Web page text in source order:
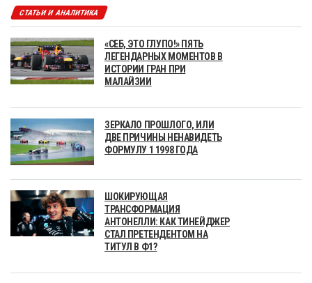
СТАТЬИ И АНАЛИТИКА
«СЕБ, ЭТО ГЛУПО!» ПЯТЬ
ЛЕГЕНДАРНЫХ МОМЕНТОВ В
ИСТОРИИ ГРАН ПРИ
МАЛАЙЗИИ
ЗЕРКАЛО ПРОШЛОГО, ИЛИ
ДВЕ ПРИЧИНЫ НЕНАВИДЕТЬ
ФОРМУЛУ 1 1998 ГОДА
ШОКИРУЮЩАЯ
ТРАНСФОРМАЦИЯ
АНТОНЕЛЛИ: КАК ТИНЕЙДЖЕР
СТАЛ ПРЕТЕНДЕНТОМ НА
ТИТУЛ В Ф1?